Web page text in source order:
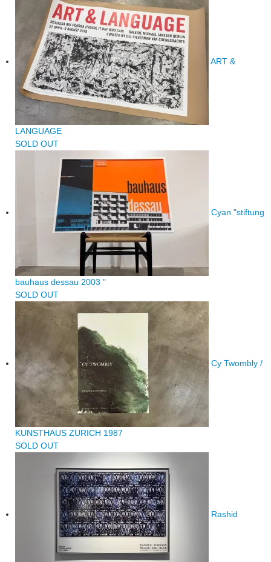
ART &
LANGUAGE
SOLD OUT
Cyan "stiftung
bauhaus dessau 2003 "
SOLD OUT
Cy Twombly /
KUNSTHAUS ZURICH 1987
SOLD OUT
Rashid